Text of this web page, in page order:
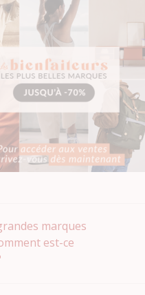
marques
est-ce